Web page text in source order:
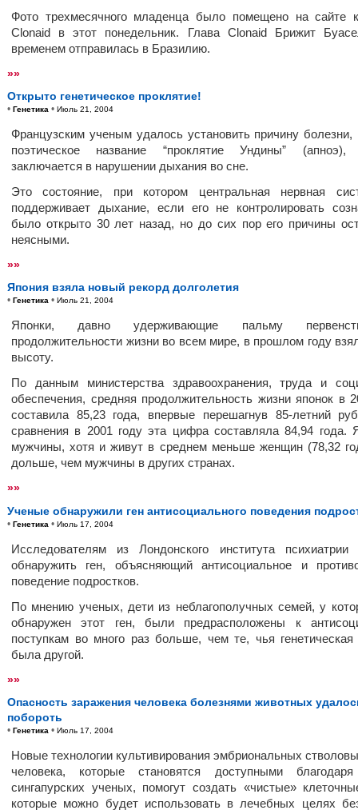
Фото трехмесячного младенца было помещено на сайте
Clonaid в этот понедельник. Глава Clonaid Брижит
временем отправилась в Бразилию.
»»
Открыто генетическое проклятие!
• Генетика • Июль 21, 2004
Французским ученым удалось установить причину болезни,
поэтическое название “проклятие Ундины” (апноэ),
заключается в нарушении дыхания во сне.
Это состояние, при котором центральная нервная
поддерживает дыхание, если его не контролировать
было открыто 30 лет назад, но до сих пор его причины
неясными.
»»
Япония взяла новый рекорд долголетия
• Генетика • Июль 21, 2004
Японки, давно удерживающие пальму
продолжительности жизни во всем мире, в прошлом году
высоту.
По данным министерства здравоохранения, труда и
обеспечения, средняя продолжительность жизни японок в
составила 85,23 года, впервые перешагнув 85-летний
сравнения в 2001 году эта цифра составляла 84,94 года.
мужчины, хотя и живут в среднем меньше женщин (78,32
дольше, чем мужчины в других странах.
»»
Ученые обнаружили ген антисоциального поведения
• Генетика • Июль 17, 2004
Исследователям из Лондонского института психиатрии
обнаружить ген, объясняющий антисоциальное и
поведение подростков.
По мнению ученых, дети из неблагополучных семей, у
обнаружен этот ген, были предрасположены к
поступкам во много раз больше, чем те, чья генетическая
была другой.
»»
Опасность заражения человека болезнями животных
побороть
• Генетика • Июль 17, 2004
Новые технологии культивирования эмбриональных
человека, которые становятся доступными
сингапурских ученых, помогут создать «чистые»
которые можно будет использовать в лечебных целях